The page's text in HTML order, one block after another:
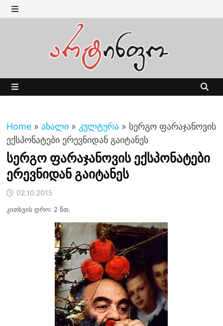
Skip
to MENU
Home » ახალი » კულტურა » სერგო ფარაჯანოვის
ექსპონატები ერევნიდან გაიტანეს
სერგო ფარაჯანოვის ექსპონატები
ერევნიდან გაიტანეს
02.10.2015
კითხვის დრო: 2 წთ.